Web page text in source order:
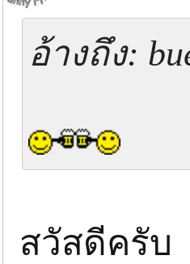
อ้างถึง:
สวัสดีครับ